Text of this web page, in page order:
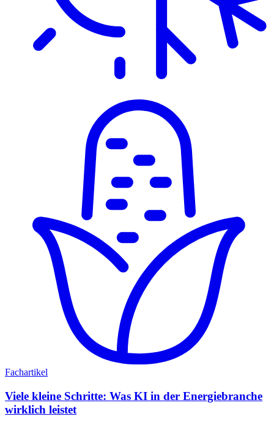
Fachartikel
Viele kleine Schritte: Was KI in der Energiebranche
wirklich leistet